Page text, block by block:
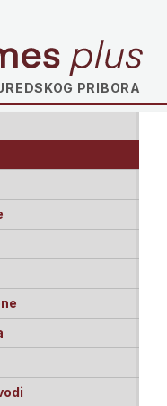
PRIBORA